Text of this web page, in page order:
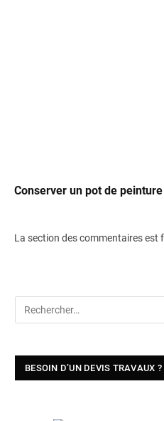
Conserver un pot de
La section des commentaires est
BESOIN D’UN DEVIS TRAVAUX ?